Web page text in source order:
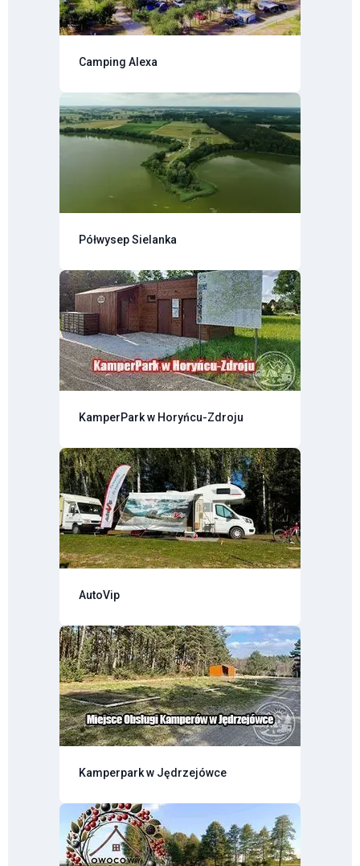
Camping Alexa
Półwysep Sielanka
KamperPark w Horyńcu-Zdroju
AutoVip
Kamperpark w Jędrzejówce